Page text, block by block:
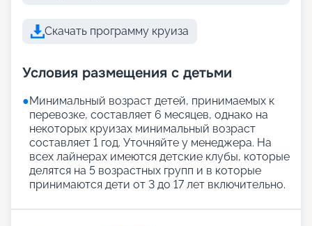
Скачать программу круиза
Условия размещения с детьми
●Минимальный возраст детей, принимаемых к
перевозке, составляет 6 месяцев, однако на
некоторых круизах минимальный возраст
составляет 1 год. Уточняйте у менеджера. На
всех лайнерах имеются детские клубы, которые
делятся на 5 возрастных групп и в которые
принимаются дети от 3 до 17 лет включительно.